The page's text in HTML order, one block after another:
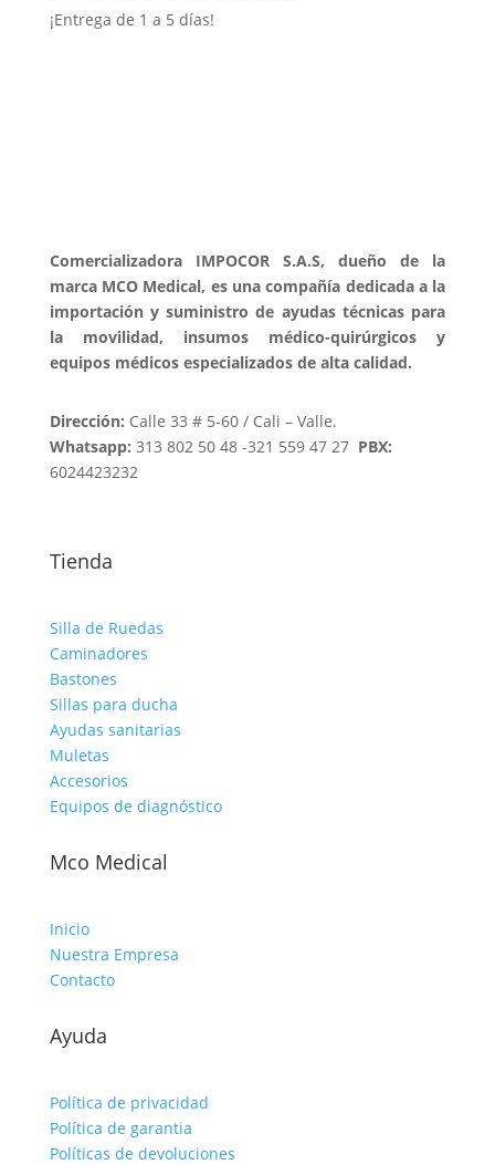
¡Entrega de 1 a 5 días!
Comercializadora IMPOCOR S.A.S, dueño de la
marca MCO Medical, es una compañía dedicada a la
importación y suministro de ayudas técnicas para
la movilidad, insumos médico-quirúrgicos y
equipos médicos especializados de alta calidad.
Dirección: Calle 33 # 5-60 / Cali – Valle.
Whatsapp: 313 802 50 48 -321 559 47 27 PBX:
6024423232
Tienda
Silla de Ruedas
Caminadores
Bastones
Sillas para ducha
Ayudas sanitarias
Muletas
Accesorios
Equipos de diagnóstico
Mco Medical
Inicio
Nuestra Empresa
Contacto
Ayuda
Política de privacidad
Política de garantia
Políticas de devoluciones